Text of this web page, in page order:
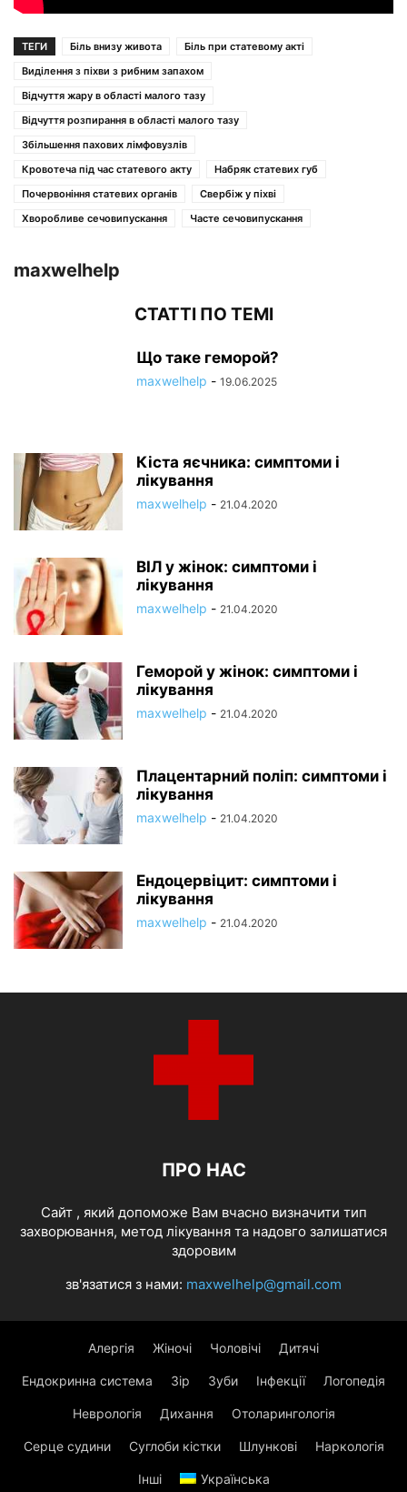
ТЕГИ Біль внизу живота
Біль при статевому акті
Виділення з піхви з рибним запахом
Відчуття жару в області малого тазу
Відчуття розпирання в області малого тазу
Збільшення пахових лімфовузлів
Кровотеча під час статевого акту
Набряк статевих губ
Почервоніння статевих органів
Свербіж у піхві
Хворобливе сечовипускання
Часте сечовипускання
maxwelhelp
СТАТТІ ПО ТЕМІ
Що таке геморой?
maxwelhelp - 19.06.2025
Кіста яєчника: симптоми і
лікування
maxwelhelp - 21.04.2020
ВІЛ у жінок: симптоми і
лікування
maxwelhelp - 21.04.2020
Геморой у жінок: симптоми і
лікування
maxwelhelp - 21.04.2020
Плацентарний поліп: симптоми і
лікування
maxwelhelp - 21.04.2020
Ендоцервіцит: симптоми і
лікування
maxwelhelp - 21.04.2020
ПРО НАС
Cайт , який допоможе Вам вчасно визначити тип
захворювання, метод лікування та надовго залишатися
здоровим
зв'язатися з нами: maxwelhelp@gmail.com
Алергія Жіночі Чоловічі Дитячі
Ендокринна система Зір Зуби Інфекції Логопедія
Неврологія Дихання Отоларингологія
Серце судини Суглоби кістки Шлункові Наркологія
Інші Українська